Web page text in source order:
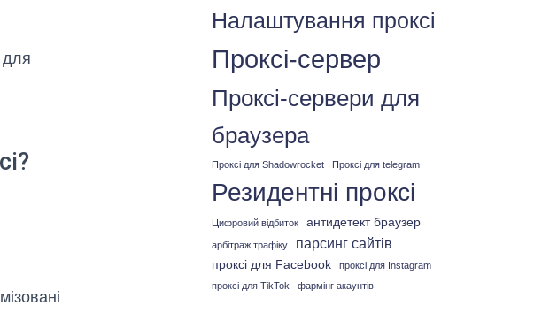
для
Налаштування проксі
Проксі-сервер
Проксі-сервери для
браузера
Проксі для Shadowrocket Проксі для telegram
Резидентні проксі
Цифровий відбиток антидетект браузер
арбітраж трафіку парсинг сайтів
проксі для Facebook
проксі для Instagram
проксі для TikTok
фармінг акаунтів